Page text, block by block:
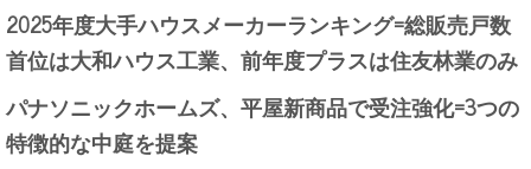
2025年度大手ハウスメーカーランキング=総販売戸数
首位は大和ハウス工業、前年度プラスは住友林業のみ
パナソニックホームズ、平屋新商品で受注強化=3つの
特徴的な中庭を提案